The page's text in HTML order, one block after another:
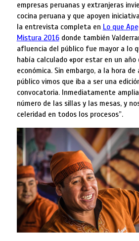
empresas peruanas y extranjeras
cocina peruana y que apoyen
la entrevista completa en Lo que
Mistura 2016donde también
afluencia del público fue mayor a lo
había calculado «por estar en un año
económica. Sin embargo, a la hora
público vimos que iba a ser una
convocatoria. Inmediatamente
número de las sillas y las mesas, y
celeridad en todos los procesos”.